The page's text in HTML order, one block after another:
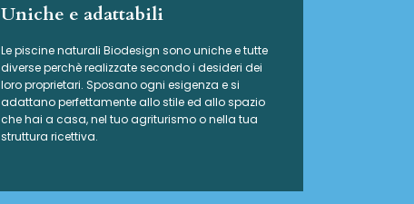
Uniche e adattabili
Le piscine naturali Biodesign sono uniche e tutte
diverse perchè realizzate secondo i desideri dei
loro proprietari. Sposano ogni esigenza e si
adattano perfettamente allo stile ed allo spazio
che hai a casa, nel tuo agriturismo o nella tua
struttura ricettiva.